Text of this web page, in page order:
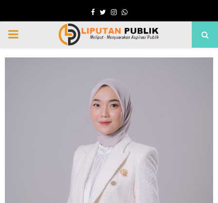
Facebook
TwitterInstagram
Whatsapp
PRIMARY
MENU